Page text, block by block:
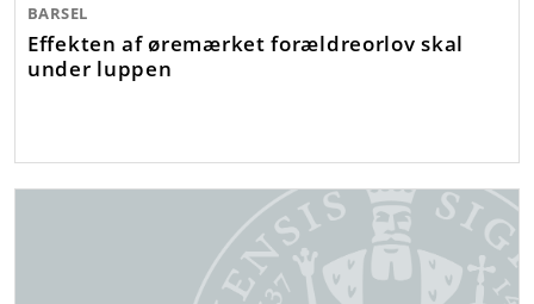
BARSEL
Effekten af øremærket forældreorlov skal
under luppen